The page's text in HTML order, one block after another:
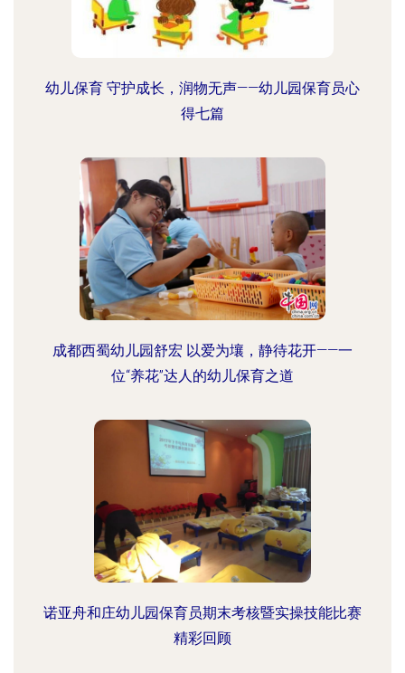
幼儿保育 守护成长，润物无声——幼儿园保育员心
得七篇
成都西蜀幼儿园舒宏 以爱为壤，静待花开——一
位“养花”达人的幼儿保育之道
诺亚舟和庄幼儿园保育员期末考核暨实操技能比赛
精彩回顾